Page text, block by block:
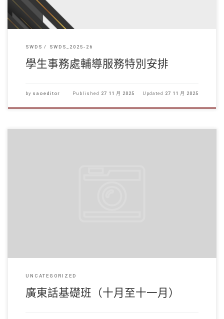
SWDS SWDS_2025-26
學生事務處輔導服務特別安排
by saoeditor Published 27 11 月 2025 Updated 27 11 月 2025
UNCATEGORIZED
廣東話基礎班（十月至十一月）